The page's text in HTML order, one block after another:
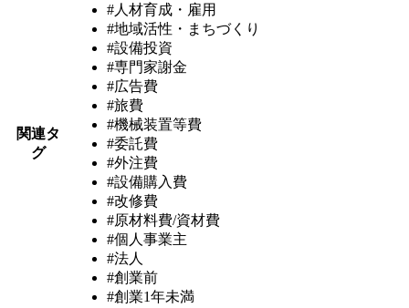
関連タ
グ
#人材育成・雇用
#地域活性・まちづくり
#設備投資
#専門家謝金
#広告費
#旅費
#機械装置等費
#委託費
#外注費
#設備購入費
#改修費
#原材料費/資材費
#個人事業主
#法人
#創業前
#創業1年未満